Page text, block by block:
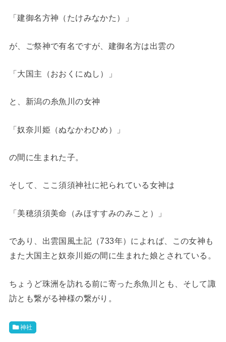
「建御名方神（たけみなかた）」
が、ご祭神で有名ですが、建御名方は出雲の
「大国主（おおくにぬし）」
と、新潟の糸魚川の女神
「奴奈川姫（ぬなかわひめ）」
の間に生まれた子。
そして、ここ須須神社に祀られている女神は
「美穂須須美命（みほすすみのみこと）」
であり、出雲国風土記（733年）によれば、この女神も
また大国主と奴奈川姫の間に生まれた娘とされている。
ちょうど珠洲を訪れる前に寄った糸魚川とも、そして諏
訪とも繋がる神様の繋がり。
神社